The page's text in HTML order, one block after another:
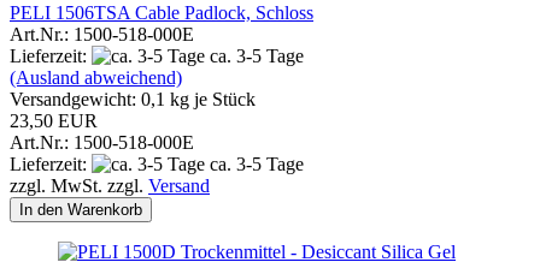
PELI 1506TSA Cable Padlock, Schloss
Art.Nr.: 1500-518-000E
Lieferzeit:
ca. 3-5 Tage
(Ausland abweichend)
Versandgewicht: 0,1 kg je Stück
23,50 EUR
Art.Nr.: 1500-518-000E
Lieferzeit:
ca. 3-5 Tage
zzgl. MwSt. zzgl. Versand
In den Warenkorb